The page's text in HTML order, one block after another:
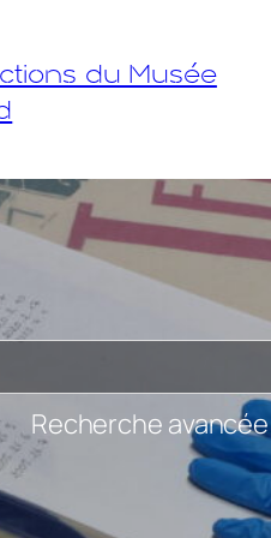
du Musée
Recherche avancée